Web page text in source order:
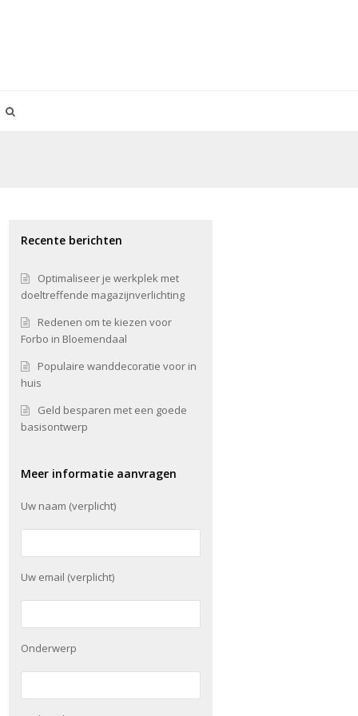
Recente berichten
Optimaliseer je werkplek met
doeltreffende magazijnverlichting
Redenen om te kiezen voor
Forbo in Bloemendaal
Populaire wanddecoratie voor in
huis
Geld besparen met een goede
basisontwerp
Meer informatie aanvragen
Uw naam (verplicht)
Uw email (verplicht)
Onderwerp